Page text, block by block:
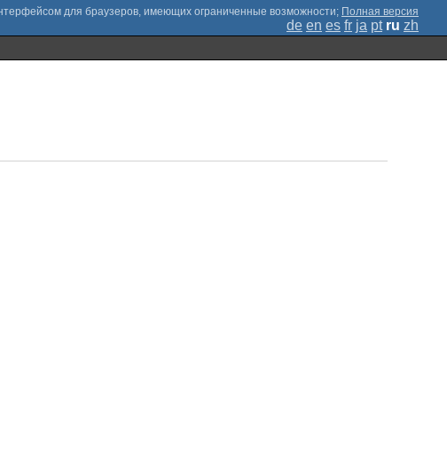
; Полная версия
de en es fr ja pt ru zh